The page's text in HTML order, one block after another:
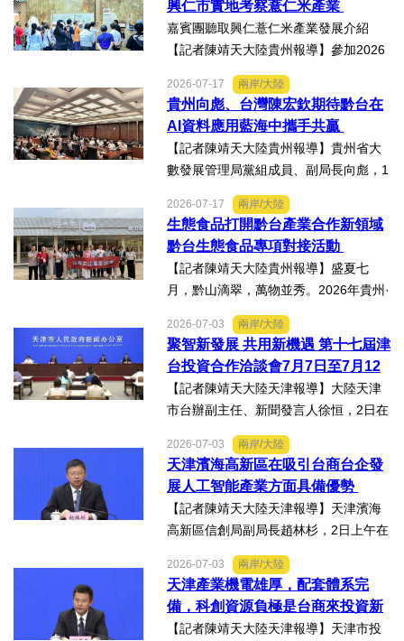
動走訪臺南楠西地震及丹娜絲風災區，
慈濟動員資金與萬人次的復原...
興仁市實地考察薏仁米產業
嘉賓團聽取興仁薏仁米產業發展介紹
【記者陳靖天大陸貴州報導】參加2026
色產業助力鄉村振興對接會的臺灣嘉賓
組團，7月15日，到興仁市實地考察，深
入調研興仁薏仁米...
2026-07-17 兩岸/大陸
貴州向彪、台灣陳宏欽期待黔台在
AI資料應用藍海中攜手共贏
【記者陳靖天大陸貴州報導】貴州省大
數發展管理局黨組成員、副局長向彪，1
作懇談會黔台大數據與人工智能產業對
接會上表示，召開黔台大數據與人工智
能產業對接會，旨在搭建兩...
2026-07-17 兩岸/大陸
生態食品打開黔台產業合作新領域
黔台生態食品專項對接活動
【記者陳靖天大陸貴州報導】盛夏七
月，黔山滴翠，萬物並秀。2026年貴州·
品專項對接活動」於7月13日至16日舉
行。近30名台商代表跨海而來，踏訪貴
州生態食品產業一線，...
2026-07-03 兩岸/大陸
聚智新發展 共用新機遇 第十七屆津
台投資合作洽談會7月7日至7月12
日在天津舉辦
【記者陳靖天大陸天津報導】大陸天津
市台辦副主任、新聞發言人徐恒，2日在
會上表示，津台投資合作洽談會，從200
8年至今已成功舉辦16屆，津台會已成為
兩岸重要的經貿交流合...
2026-07-03 兩岸/大陸
天津濱海高新區在吸引台商台企發
展人工智能產業方面具備優勢
【記者陳靖天大陸天津報導】天津濱海
高新區信創局副局長趙林杉，2日上午在
會上，針對吸引臺商臺企來津發展人工
智能產業方面具備優勢表示，高新區作
為國家自主創新示範區，也...
2026-07-03 兩岸/大陸
天津產業機電雄厚，配套體系完
備，科創資源負極是台商來投資新
業的理想沃土
【記者陳靖天大陸天津報導】天津市投